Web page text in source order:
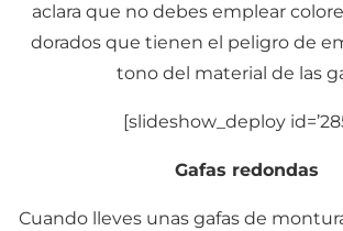
aclara que no debes emplear
dorados que tienen el peligro de
tono del material de las
[slideshow_deploy
Gafas redondas
Cuando lleves unas gafas de